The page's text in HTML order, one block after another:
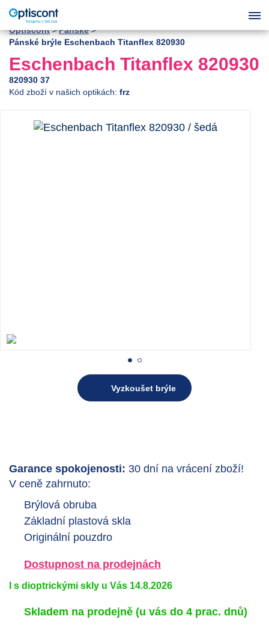
Optiscont
Pánské
Pánské brýle Eschenbach Titanflex 820930
Eschenbach Titanflex 820930
820930 37
Kód zboží v našich optikách: frz
Vyzkoušet brýle
Garance spokojenosti: 30 dní na vrácení zboží!
V ceně zahrnuto:
Brýlová obruba
Základní plastová skla
Originální pouzdro
Dostupnost na prodejnách
I s dioptrickými skly u Vás 14.8.2026
Skladem na prodejně (u vás do 4 prac. dnů)